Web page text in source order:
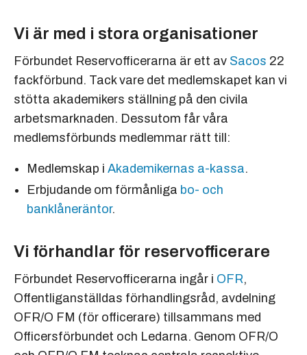
Vi är med i stora organisationer
Förbundet Reservofficerarna är ett av Sacos 22
fackförbund. Tack vare det medlemskapet kan vi
stötta akademikers ställning på den civila
arbetsmarknaden. Dessutom får våra
medlemsförbunds medlemmar rätt till:
Medlemskap iAkademikernas a-kassa.
Erbjudande om förmånliga bo- och
banklåneräntor.
Vi förhandlar för reservofficerare
Förbundet Reservofficerarna ingår i OFR,
Offentliganställdas förhandlingsråd, avdelning
OFR/O FM (för officerare) tillsammans med
Officersförbundet och Ledarna. Genom OFR/O